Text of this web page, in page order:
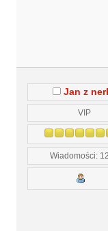
Jan z
VIP
Wiadomości: